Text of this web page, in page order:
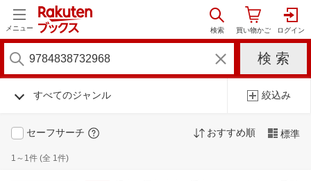
メニュー
すべてのジャンル 絞込み
セーフサーチ おすすめ順 標準
1～1件 (全 1件)